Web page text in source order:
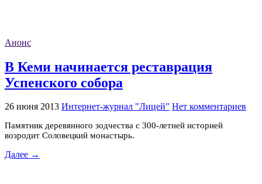
Анонс
В Кеми начинается реставрация
Успенского собора
26 июня 2013 Интернет-журнал "Лицей" Нет комментариев
Памятник деревянного зодчества с 300-летней историей
возродит Соловецкий монастырь.
Далее →